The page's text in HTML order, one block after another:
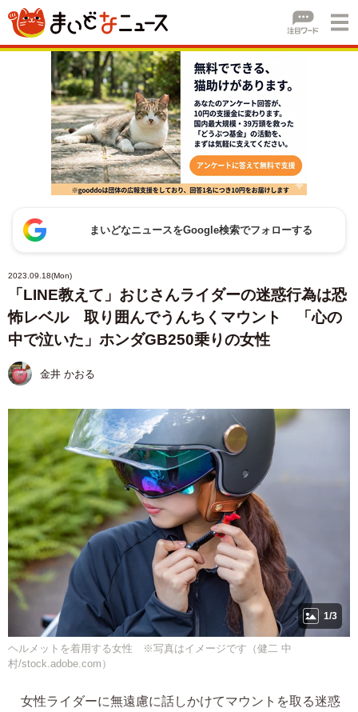
まいどなニュースをGoogle検索でフォローする
2023.09.18(Mon)
「LINE教えて」おじさんライダーの迷惑行為は恐
怖レベル 取り囲んでうんちくマウント 「心の
中で泣いた」ホンダGB250乗りの女性
金井 かおる
1/3
ヘルメットを着用する女性 ※写真はイメージです（健二 中
村/stock.adobe.com）
女性ライダーに無遠慮に話しかけてマウントを取る迷惑